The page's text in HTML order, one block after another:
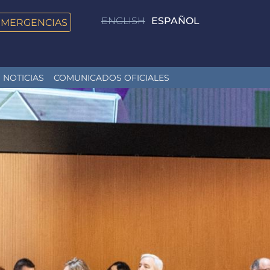
ENGLISH ESPAÑOL
NOTICIAS COMUNICADOS OFICIALES